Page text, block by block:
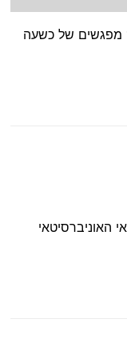
למחקר השוואתי בין שני סוגים של עדשות מגע מולטיפוקליות דרושים נבדקים בני 45-65. משך הניסוי: עד 10 מפגשים של כשעה
האוניברסיטאי